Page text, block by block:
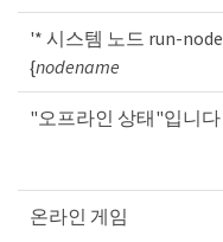
'* 시스템 노드 run-node
{nodename
"오프라인 상태"입니다
온라인 게임